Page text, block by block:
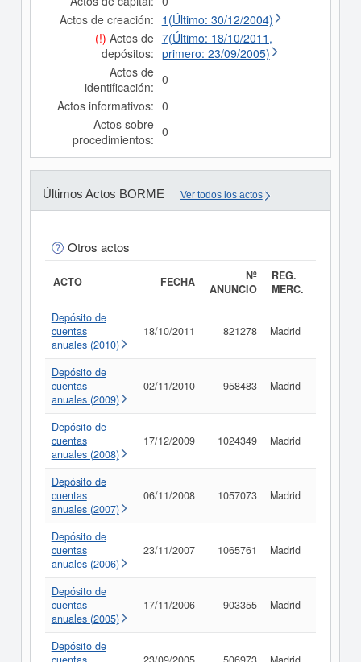
Actos de creación: 1(Último: 30/12/2004)
(!) Actos de
depósitos:
7(Último: 18/10/2011,
primero: 23/09/2005)
Actos de
identificación: 0
Actos informativos: 0
Actos sobre
procedimientos: 0
Últimos Actos BORME Ver todos los actos
Otros actos
ACTO FECHA
Nº
ANUNCIO
REG.
MERC.
Depósito de
cuentas
anuales (2010)
18/10/2011 821278 Madrid
Depósito de
cuentas
anuales (2009)
02/11/2010 958483 Madrid
Depósito de
cuentas
anuales (2008)
17/12/2009 1024349 Madrid
Depósito de
cuentas
anuales (2007)
06/11/2008 1057073 Madrid
Depósito de
cuentas
anuales (2006)
23/11/2007 1065761 Madrid
Depósito de
cuentas
anuales (2005)
17/11/2006 903355 Madrid
Depósito de